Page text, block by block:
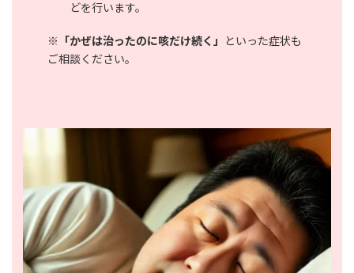
どを行います。
※ 「かぜは治ったのに咳だけ続く」
といった症状も
ご相談ください。